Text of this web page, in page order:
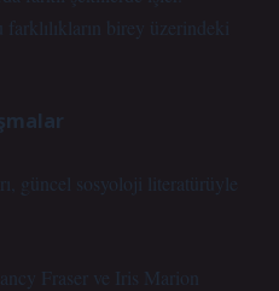
birey üzerindeki
güncel sosyoloji literatürüyle
Fraser ve Iris Marion